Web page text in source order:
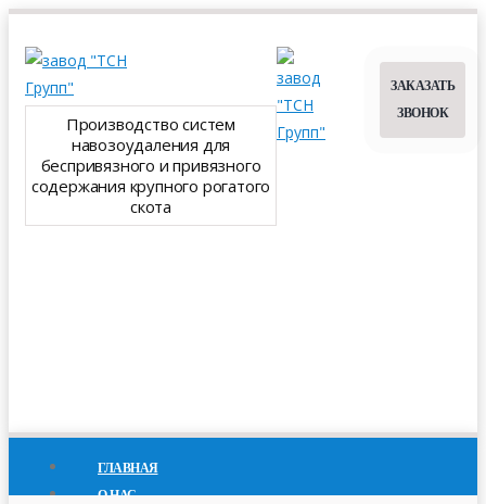
Производство систем
навозоудаления для
беспривязного и привязного
содержания крупного рогатого
скота
ЗАКАЗАТЬ
ЗВОНОК
ГЛАВНАЯ
О НАС